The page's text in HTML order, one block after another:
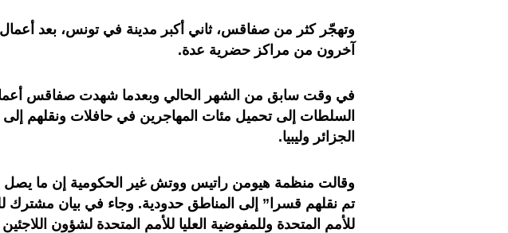
وتهجّر كثر من صفاقس، ثاني أكبر مدينة في تونس، بعد
آخرون من مراكز حضرية عدة.
في وقت سابق من الشهر الحالي وبعدما شهدت صفاقس
السلطات إلى تحميل مئات المهاجرين في حافلات ونقلهم
الجزائر وليبيا.
تم نقلهم قسرا” إلى المناطق حدودية. وجاء في بيان مشترك
للأمم المتحدة وللمفوضية العليا للأمم المتحدة لشؤون